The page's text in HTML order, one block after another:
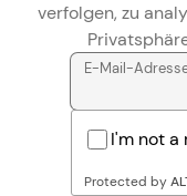
verfolgen, zu
E-Mail-
I'm not a
Protected by